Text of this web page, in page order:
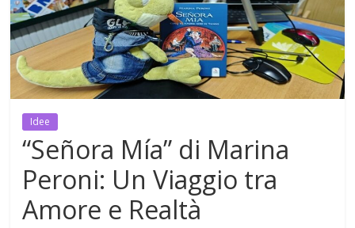
Idee
“Señora Mía” di Marina
Peroni: Un Viaggio tra
Amore e Realtà